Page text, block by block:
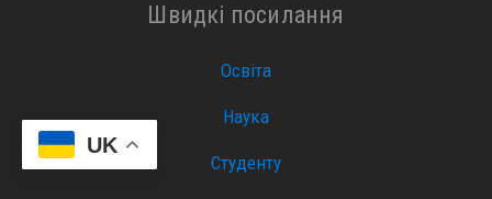
UK
Швидкі посилання
Освіта
Наука
Студенту